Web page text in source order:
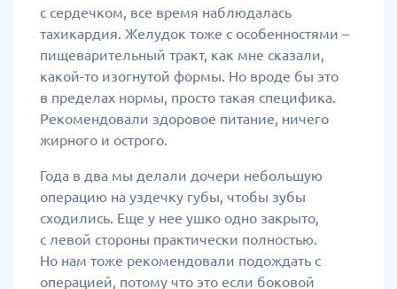
с сердечком, все время наблюдалась
тахикардия. Желудок тоже с особенностями –
пищеварительный тракт, как мне сказали,
какой-то изогнутой формы. Но вроде бы это
в пределах нормы, просто такая специфика.
Рекомендовали здоровое питание, ничего
жирного и острого.
Года в два мы делали дочери небольшую
операцию на уздечку губы, чтобы зубы
сходились. Еще у нее ушко одно закрыто,
с левой стороны практически полностью.
Но нам тоже рекомендовали подождать с
операцией, потому что это если боковой